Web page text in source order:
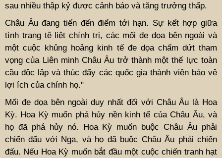
sau nhiều thập kỷ được cảnh báo và tăng trưởng thấp.
Châu Âu đang tiến đến điểm tới hạn. Sự kết hợp giữa
tình trạng tê liệt chính trị, các mối đe dọa bên ngoài và
một cuộc khủng hoảng kinh tế đe dọa chấm dứt tham
vọng của Liên minh Châu Âu trở thành một thế lực toàn
cầu độc lập và thúc đẩy các quốc gia thành viên bảo vệ
lợi ích của chính họ."
Mối đe dọa bên ngoài duy nhất đối với Châu Âu là Hoa
Kỳ. Hoa Kỳ muốn phá hủy nền kinh tế của Châu Âu, và
họ đã phá hủy nó. Hoa Kỳ muốn buộc Châu Âu phải
chiến đấu với Nga, và họ đã buộc Châu Âu phải chiến
đấu. Nếu Hoa Kỳ muốn bắt đầu một cuộc chiến tranh hạt